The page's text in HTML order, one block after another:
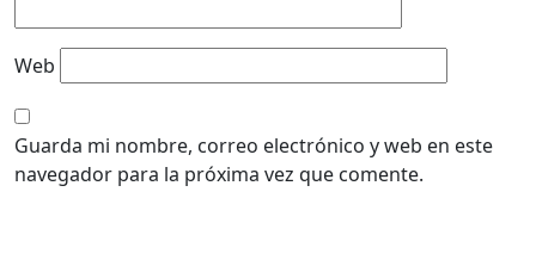
Web
Guarda mi nombre, correo electrónico y web en este
navegador para la próxima vez que comente.